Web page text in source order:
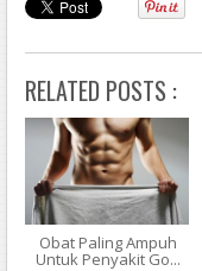
RELATED POSTS :
Obat Paling Ampuh
Untuk Penyakit Go...